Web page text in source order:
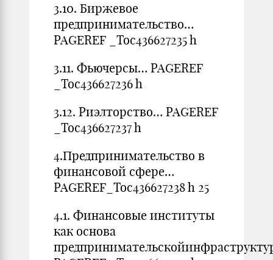
3.10. Биржевое
предпринимательство…
PAGEREF _Toc436627235 h
3.11. Фьючерсы… PAGEREF
_Toc436627236 h
3.12. Риэлторство… PAGEREF
_Toc436627237 h
4.Предпринимательство в
финансовой сфере…
PAGEREF_Toc436627238 h 25
4.1. Финансовые институты
как основа